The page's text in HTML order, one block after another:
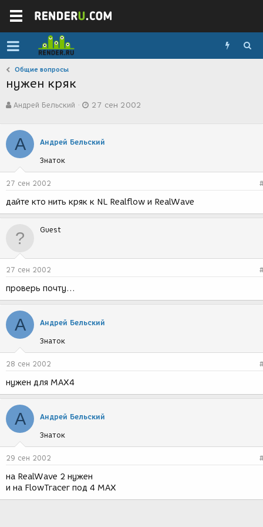
Общие вопросы
нужен кряк
в
о
р
т
е
м
ы
Андрей Бельский
а
с
д
и
я
27 сен 2002
А Андрей Бельский
Знаток
27 сен 2002
дайте кто нить кряк к NL Realflow и RealWave
Guest
27 сен 2002
проверь почту...
А Андрей Бельский
Знаток
28 сен 2002
нужен для МАХ4
А Андрей Бельский
Знаток
29 сен 2002
на RealWave 2 нужен
и на FlowTracer под 4 МАХ